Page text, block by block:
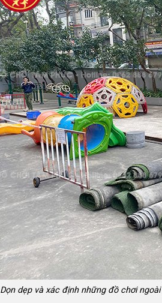
Dọn dẹp và xác định những đồ chơi